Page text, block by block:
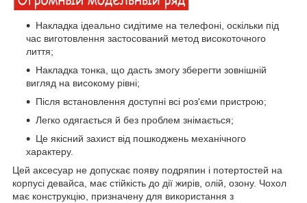
Накладка ідеально сидітиме на телефоні, оскільки під
час виготовлення застосований метод високоточного
лиття;
Накладка тонка, що дасть змогу зберегти зовнішній
вигляд на високому рівні;
Після встановлення доступні всі роз'єми пристрою;
Легко одягається й без проблем знімається;
Це якісний захист від пошкоджень механічного
характеру.
Цей аксесуар не допускає появу подряпин і потертостей на
корпусі девайса, має стійкість до дії жирів, олій, озону. Чохол
має конструкцію, призначену для використання з